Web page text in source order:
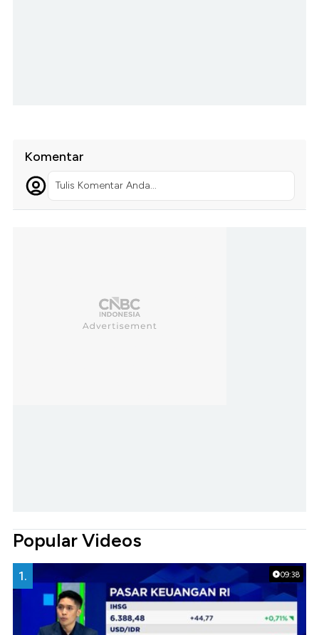
Komentar
Tulis Komentar Anda...
Popular Videos
09:38
1.